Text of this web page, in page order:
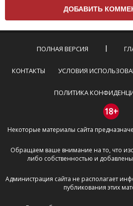
вам нужно придерживаться
Комментарий не может
эмоциональных
Не стоит отклоняться от
Пожалуйста, не
призывы к насилию и
направленные на
межнациональной и
пожалейте наших
очень славные ребята,
буквами.
Не копируйте рецензии с
важно именно ваше
Не размещайте рекламу!
ПОЛНАЯ ВЕРСИЯ
КОНТАКТЫ УСЛОВИЯ
ПОЛИТИКА
18+
Некоторые материалы сайта
Обращаем ваше внимание на то, что
либо собственностью и
Администрация сайта не располагает
публикования этих